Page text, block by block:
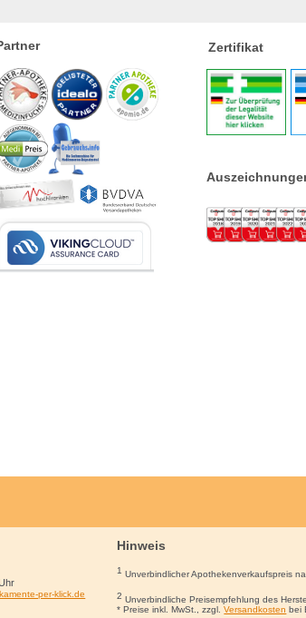
Zertifikat
per-klick.de
Hinweis
1 Unverbindlicher Apothekenverkaufspreis
2 Unverbindliche Preisempfehlung des
* Preise inkl. MwSt., zzgl.Versandkosten bei